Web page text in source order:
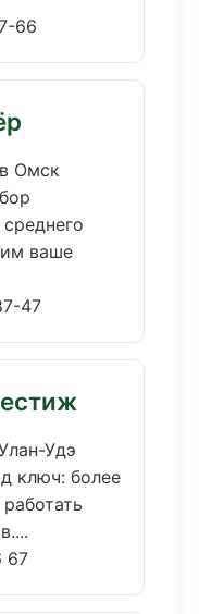
66
Омск
ваше
47
Удэ
ключ: более
67